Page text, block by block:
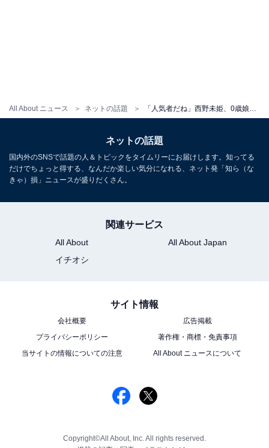
All About ニュース ネットの話題
ネットの話題
国内外のSNSで話題の人＆トピックをタイムリーにお届けします。知ってる
だけでちょっと得する、なんだか楽しい気分になれる、ネット発「知ら（な
きゃ）損」ニュースが盛りだくさん。
関連サービス
All About
All About Japan
イチオシ
サイト情報
会社概要
広告掲載
プライバシーポリシー
著作権・商標・免責事項
当サイトの情報についての注意
All About ニュースについて
Copyright©All About, Inc. All rights reserved.